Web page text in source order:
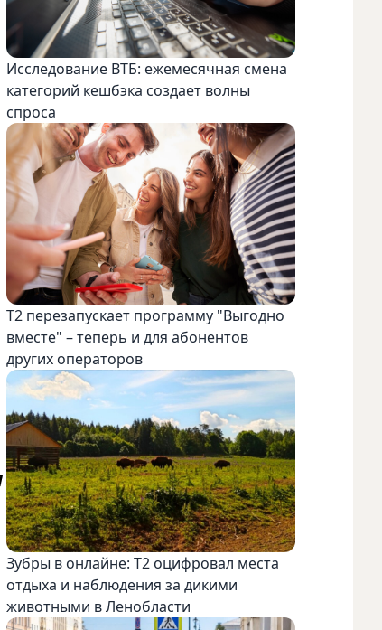
Исследование ВТБ: ежемесячная смена
категорий кешбэка создает волны
спроса
Т2 перезапускает программу "Выгодно
вместе" – теперь и для абонентов
других операторов
Зубры в онлайне: Т2 оцифровал места
отдыха и наблюдения за дикими
животными в Ленобласти